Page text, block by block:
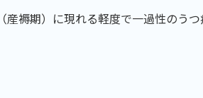
産褥期）に現れる軽度で一過性のう